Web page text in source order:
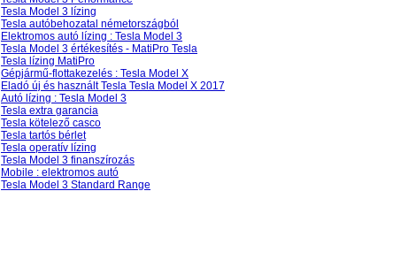
Tesla Model 3 lízing
Tesla autóbehozatal németországból
Elektromos autó lízing : Tesla Model 3
Tesla Model 3 értékesítés - MatiPro Tesla
Tesla lízing MatiPro
Gépjármű-flottakezelés : Tesla Model X
Eladó új és használt Tesla Tesla Model X 2017
Autó lízing : Tesla Model 3
Tesla extra garancia
Tesla kötelező casco
Tesla tartós bérlet
Tesla operatív lízing
Tesla Model 3 finanszírozás
Mobile : elektromos autó
Tesla Model 3 Standard Range